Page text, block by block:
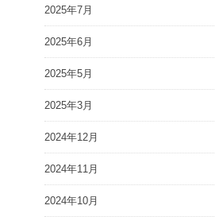
2025年7月
2025年6月
2025年5月
2025年3月
2024年12月
2024年11月
2024年10月